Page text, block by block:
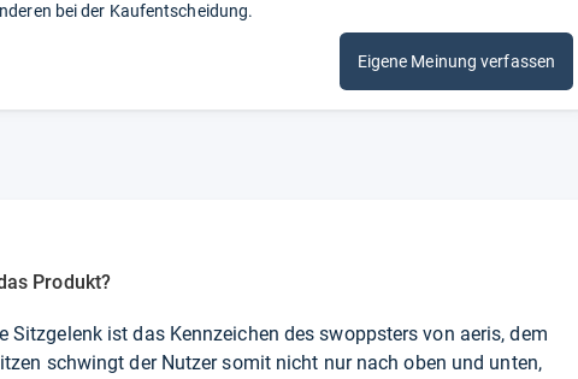
bei der Kaufentscheidung.
Eigene Meinung verfassen
Produkt?
Sitzgelenk ist das Kennzeichen des swoppsters von aeris, dem
schwingt der Nutzer somit nicht nur nach oben und unten,